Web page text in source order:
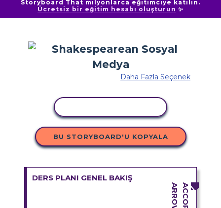
Storyboard That milyonlarca eğitimciye katılın.
Ücretsiz bir eğitim hesabı oluşturun ✨
Daha Fazla Seçenek
BU STORYBOARD'U KOPYALA
DERS PLANI GENEL BAKIŞ